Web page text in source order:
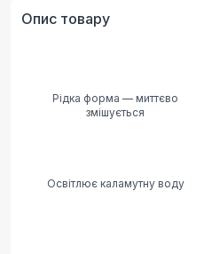
Опис товару
Рідка форма — миттєво
змішується
Освітлює каламутну воду